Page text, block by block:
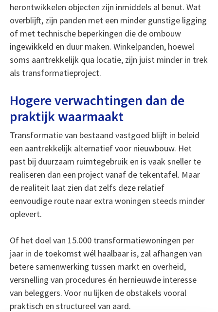
herontwikkelen objecten zijn inmiddels al benut. Wat
overblijft, zijn panden met een minder gunstige ligging
of met technische beperkingen die de ombouw
ingewikkeld en duur maken. Winkelpanden, hoewel
soms aantrekkelijk qua locatie, zijn juist minder in trek
als transformatieproject.
Hogere verwachtingen dan de
praktijk waarmaakt
Transformatie van bestaand vastgoed blijft in beleid
een aantrekkelijk alternatief voor nieuwbouw. Het
past bij duurzaam ruimtegebruik en is vaak sneller te
realiseren dan een project vanaf de tekentafel. Maar
de realiteit laat zien dat zelfs deze relatief
eenvoudige route naar extra woningen steeds minder
oplevert.
Of het doel van 15.000 transformatiewoningen per
jaar in de toekomst wél haalbaar is, zal afhangen van
betere samenwerking tussen markt en overheid,
versnelling van procedures én hernieuwde interesse
van beleggers. Voor nu lijken de obstakels vooral
praktisch en structureel van aard.